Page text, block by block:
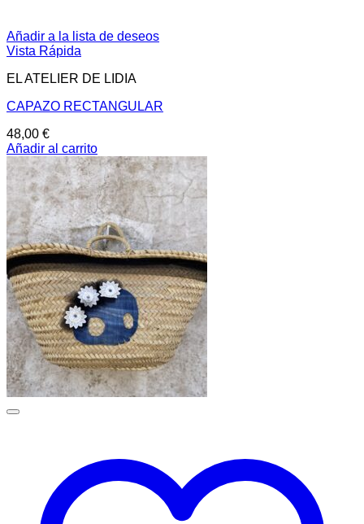
Añadir a la lista de deseos
Vista Rápida
EL ATELIER DE LIDIA
CAPAZO RECTANGULAR
48,00 €
Añadir al carrito